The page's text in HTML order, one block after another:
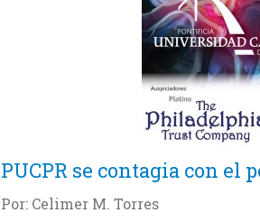
PUCPR se contagia con
Por: Celimer M. Torres